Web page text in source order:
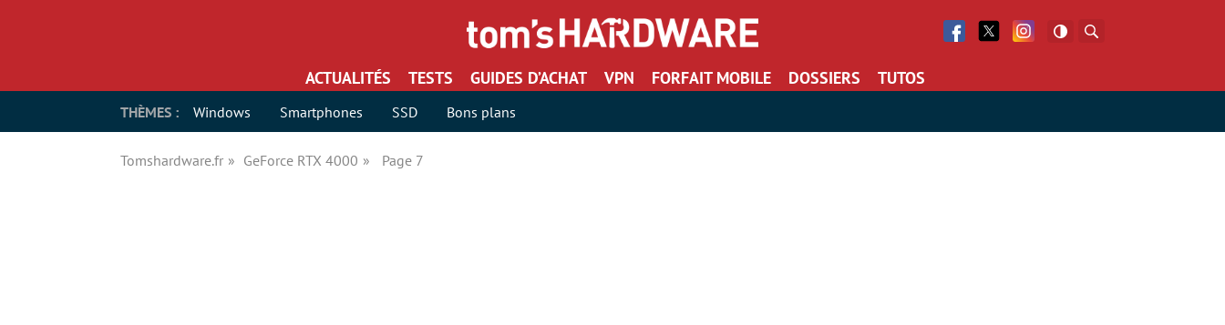
Facebook
Twitter Facebook
ACTUALITÉS TESTS GUIDES D’ACHAT VPN FORFAIT MOBILE DOSSIERS TUTOS
THÈMES : Windows Smartphones SSD Bons plans
Tomshardware.fr GeForce RTX 4000 Page 7